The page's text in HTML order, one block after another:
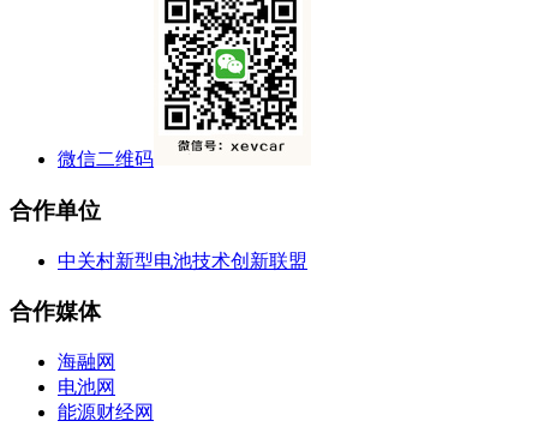
微信二维码
合作单位
中关村新型电池技术创新联盟
合作媒体
海融网
电池网
能源财经网